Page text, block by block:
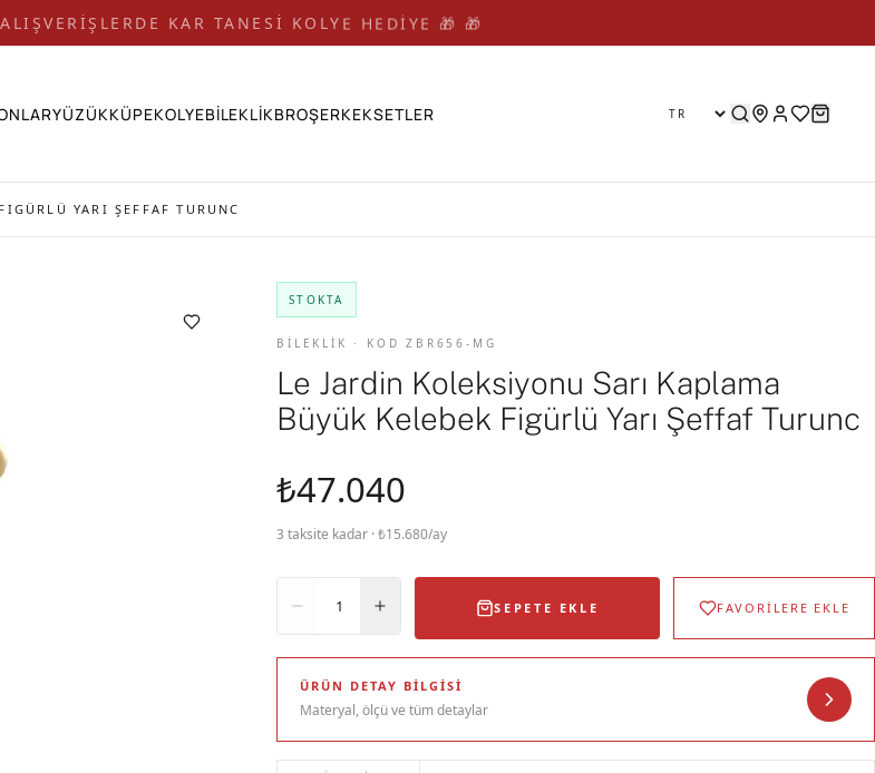
KAR TANESİ KOLYE HEDİYE 🎁 🎁
YÜZÜKKÜPEKOLYEBİLEKLİKBROŞERKEKSETLER
YARI ŞEFFAF TURUNC
STOKTA
BİLEKLİK · KOD ZBR656-MG
Le Jardin Koleksiyonu Sarı Kaplama
Büyük Kelebek Figürlü Yarı Şeffaf Turunc
₺47.040
3 taksite kadar · ₺15.680/ay
1 SEPETE EKLE FAVORİLERE EKLE
ÜRÜN DETAY BILGISI
Materyal, ölçü ve tüm detaylar